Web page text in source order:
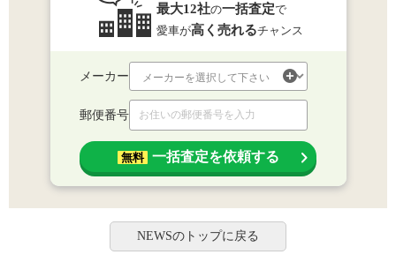
最大12社の一括査定で
愛車が高く売れるチャンス
メーカー
郵便番号
無料 一括査定を依頼する
NEWSのトップに戻る